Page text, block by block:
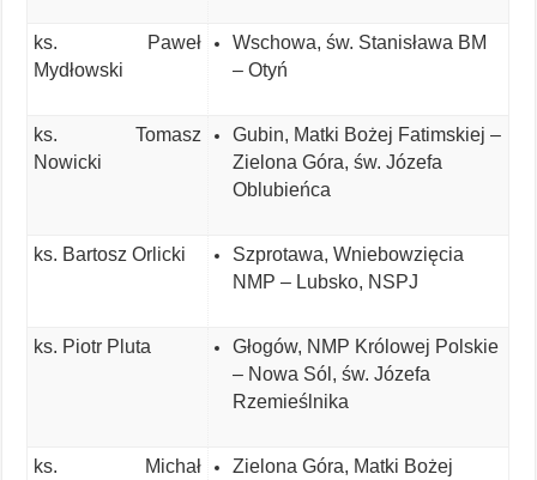
ks. Paweł
Mydłowski
Wschowa, św. Stanisława BM
– Otyń
ks. Tomasz
Nowicki
Gubin, Matki Bożej Fatimskiej –
Zielona Góra, św. Józefa
Oblubieńca
ks. Bartosz Orlicki
Szprotawa, Wniebowzięcia
NMP – Lubsko, NSPJ
ks. Piotr Pluta
Głogów, NMP Królowej Polskie
– Nowa Sól, św. Józefa
Rzemieślnika
ks. Michał
Zielona Góra, Matki Bożej